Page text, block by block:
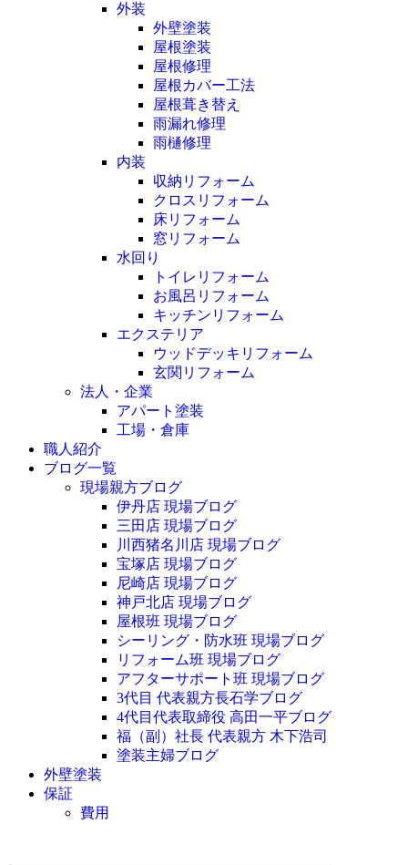
外装
外壁塗装
屋根塗装
屋根修理
屋根カバー工法
屋根葺き替え
雨漏れ修理
雨樋修理
内装
収納リフォーム
クロスリフォーム
床リフォーム
窓リフォーム
水回り
トイレリフォーム
お風呂リフォーム
キッチンリフォーム
エクステリア
ウッドデッキリフォーム
玄関リフォーム
法人・企業
アパート塗装
工場・倉庫
職人紹介
ブログ一覧
現場親方ブログ
伊丹店 現場ブログ
三田店 現場ブログ
川西猪名川店 現場ブログ
宝塚店 現場ブログ
尼崎店 現場ブログ
神戸北店 現場ブログ
屋根班 現場ブログ
シーリング・防水班 現場ブログ
リフォーム班 現場ブログ
アフターサポート班 現場ブログ
3代目 代表親方長石学ブログ
4代目代表取締役 高田一平ブログ
福（副）社長 代表親方 木下浩司
塗装主婦ブログ
外壁塗装
保証
費用